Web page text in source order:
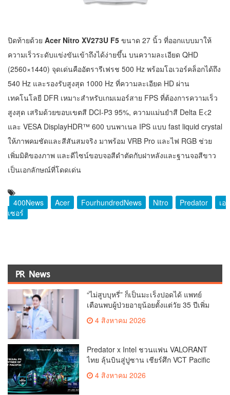
ปิดท้ายด้วย Acer Nitro XV273U F5 ขนาด 27 นิ้ว ที่ออกแบบมาให้
ความเร็วระดับแข่งขันเข้าถึงได้ง่ายขึ้น บนความละเอียด QHD
(2560×1440) จุดเด่นคืออัตรารีเฟรช 500 Hz พร้อมโอเวอร์คล็อกได้ถึง
540 Hz และรองรับสูงสุด 1000 Hz ที่ความละเอียด HD ผ่าน
เทคโนโลยี DFR เหมาะสำหรับเกมเมอร์สาย FPS ที่ต้องการความเร็ว
สูงสุด เสริมด้วยขอบเขตสี DCI-P3 95%, ความแม่นยำสี Delta E<2
และ VESA DisplayHDR™ 600 บนพาเนล IPS แบบ fast liquid crystal
ให้ภาพคมชัดและสีสันสมจริง มาพร้อม VRB Pro และไฟ RGB ช่วย
เพิ่มมิติของภาพ และดีไซน์ขอบจอสีดำตัดกับฝาหลังและฐานจอสีขาว
เป็นเอกลักษณ์ที่โดดเด่น
400News Acer FourhundredNews Nitro Predator
เอ
เซอร์
PR News
“ไม่สูบบุหรี่” ก็เป็นมะเร็งปอดได้ แพทย์
เตือนพบผู้ป่วยอายุน้อยตั้งแต่วัย 35 ปีเพิ่ม
ขึ้นคนไทยกว่า 70% รู้ตัวเมื่อโรคลุกลาม
4 สิงหาคม 2026
Predator x Intel ชวนแฟน VALORANT
ไทย ลุ้นบินสู่ปูซาน เชียร์ศึก VCT Pacific
Finals Busan ประเทศเกาหลีใต้ Predator
x Intel ชวนแฟน VALORANT ไทย ลุ้นบิน
4 สิงหาคม 2026